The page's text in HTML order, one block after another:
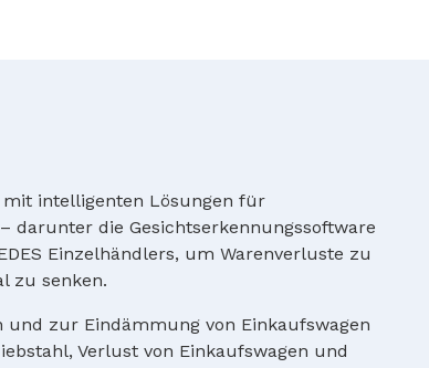
mit intelligenten Lösungen für
darunter die Gesichtserkennungssoftware
Einzelhändlers, um Warenverluste zu
zu senken.
und zur Eindämmung von Einkaufswagen
Verlust von Einkaufswagen und